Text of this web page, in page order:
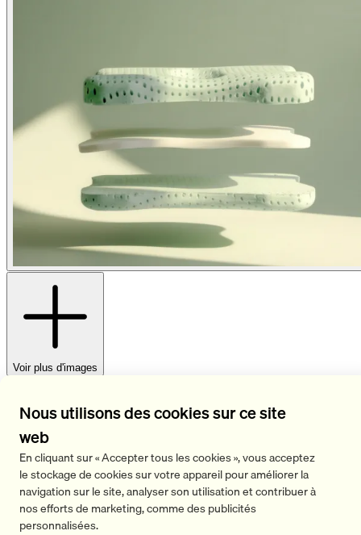
Voir plus d'images
Nous utilisons des cookies sur ce site
web
En cliquant sur « Accepter tous les cookies », vous acceptez
le stockage de cookies sur votre appareil pour améliorer la
navigation sur le site, analyser son utilisation et contribuer à
nos efforts de marketing, comme des publicités
personnalisées.